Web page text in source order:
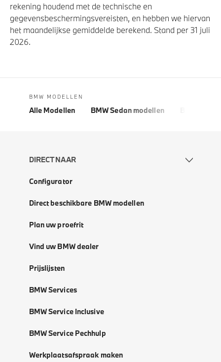
rekening houdend met de technische en
gegevensbeschermingsvereisten, en hebben we hiervan
het maandelijkse gemiddelde berekend. Stand per 31 juli
2026.
BMW MODELLEN
Alle Modellen BMW Sedan modellen
DIRECT NAAR
Configurator
Direct beschikbare BMW modellen
Plan uw proefrit
Vind uw BMW dealer
Prijslijsten
BMW Services
BMW Service Inclusive
BMW Service Pechhulp
Werkplaatsafspraak maken